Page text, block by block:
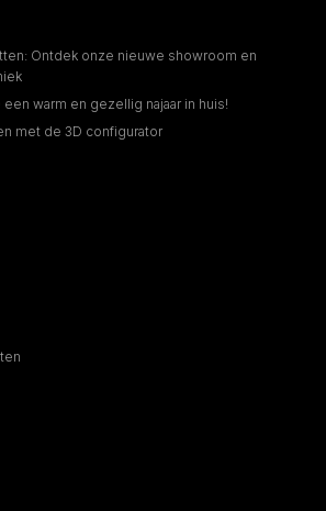
Ontdek onze nieuwe showroom en
warm en gezellig najaar in huis!
met de 3D configurator